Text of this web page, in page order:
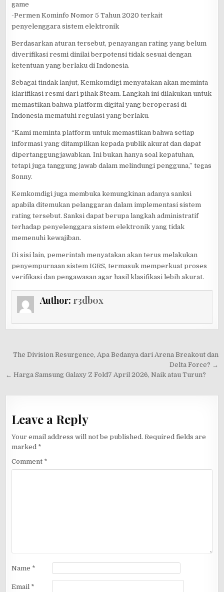
game
-Permen Kominfo Nomor 5 Tahun 2020 terkait
penyelenggara sistem elektronik
Berdasarkan aturan tersebut, penayangan rating yang belum
diverifikasi resmi dinilai berpotensi tidak sesuai dengan
ketentuan yang berlaku di Indonesia.
Sebagai tindak lanjut, Kemkomdigi menyatakan akan meminta
klarifikasi resmi dari pihak Steam. Langkah ini dilakukan untuk
memastikan bahwa platform digital yang beroperasi di
Indonesia mematuhi regulasi yang berlaku.
“Kami meminta platform untuk memastikan bahwa setiap
informasi yang ditampilkan kepada publik akurat dan dapat
dipertanggungjawabkan. Ini bukan hanya soal kepatuhan,
tetapi juga tanggung jawab dalam melindungi pengguna,” tegas
Sonny.
Kemkomdigi juga membuka kemungkinan adanya sanksi
apabila ditemukan pelanggaran dalam implementasi sistem
rating tersebut. Sanksi dapat berupa langkah administratif
terhadap penyelenggara sistem elektronik yang tidak
memenuhi kewajiban.
Di sisi lain, pemerintah menyatakan akan terus melakukan
penyempurnaan sistem IGRS, termasuk memperkuat proses
verifikasi dan pengawasan agar hasil klasifikasi lebih akurat.
Author: r3db0x
Post
navigation
The Division Resurgence, Apa Bedanya dari Arena Breakout dan
Delta Force? →
← Harga Samsung Galaxy Z Fold7 April 2026, Naik atau Turun?
Leave a Reply
Your email address will not be published. Required fields are
marked *
Comment *
Name *
Email *